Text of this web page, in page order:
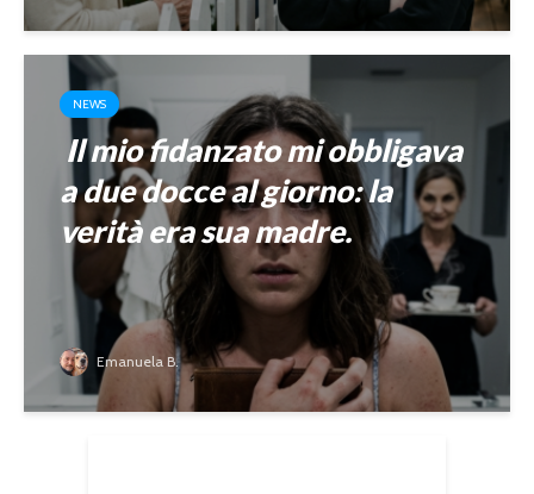
NEWS
Il mio fidanzato mi obbligava
a due docce al giorno: la
verità era sua madre.
Emanuela B.